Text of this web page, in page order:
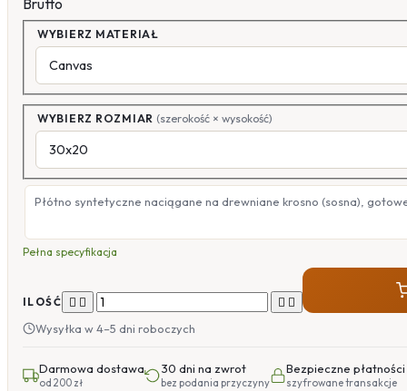
Brutto
WYBIERZ MATERIAŁ
WYBIERZ ROZMIAR (szerokość × wysokość)
Płótno syntetyczne naciągane na drewniane krosno (sosna),
Pełna specyfikacja
ILOŚĆ    
Wysyłka w 4–5 dni roboczych
Darmowa dostawa
od 200 zł
30 dni na zwrot
bez podania przyczyny
Bezpieczne płatności
szyfrowane transakcje